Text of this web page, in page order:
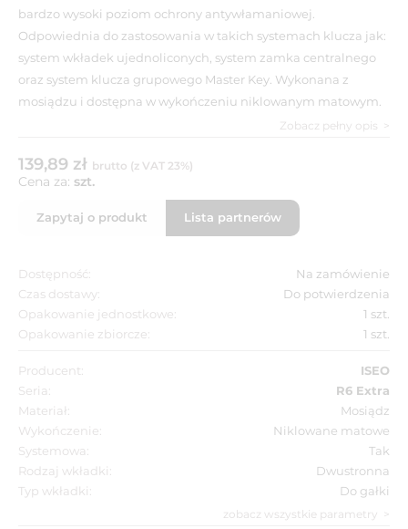
bardzo wysoki poziom ochrony antywłamaniowej.
Odpowiednia do zastosowania w takich systemach klucza jak:
system wkładek ujednoliconych, system zamka centralnego
oraz system klucza grupowego Master Key. Wykonana z
mosiądzu i dostępna w wykończeniu niklowanym matowym.
Zobacz pełny opis
139,89 zł brutto (z VAT 23%)
Cena za: szt.
Zapytaj o produkt Lista partnerów
Dostępność:
Na zamówienie
Czas dostawy:
Do potwierdzenia
Opakowanie jednostkowe:
1 szt.
Opakowanie zbiorcze:
1 szt.
Producent:
ISEO
Seria:
R6 Extra
Materiał:
Mosiądz
Wykończenie:
Niklowane matowe
Systemowa:
Tak
Rodzaj wkładki:
Dwustronna
Typ wkładki:
Do gałki
zobacz wszystkie parametry